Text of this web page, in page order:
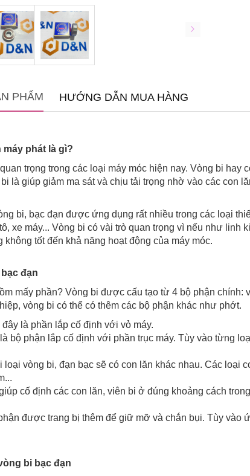
PHẨM HƯỚNG DẪN MUA HÀNG
máy phát là gì?
trọng trong các loại máy móc hiện nay. Vòng bi hay
là giúp giảm ma sát và chịu tải trọng nhờ vào các con
bi, bạc đạn được ứng dụng rất nhiều trong các loại
xe máy... Vòng bi có vài trò quan trọng vì nếu như
tốt đến khả năng hoạt động của máy móc.
đạn
mấy phần? Vòng bi được cấu tạo từ 4 bộ phận chính:
vòng bi có thể có thêm các bộ phận khác như phớt.
là phần lắp cố định với vỏ máy.
bộ phận lắp cố định với phần trục máy. Tùy vào từng
loại vòng bi, đạn bạc sẽ có con lăn khác nhau. Các loại
cố định các con lăn, viên bi ở đúng khoảng cách
được trang bị thêm để giữ mỡ và chắn bụi. Tùy vào
bi bạc đạn